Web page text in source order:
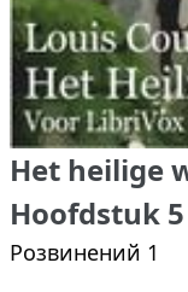
Het heilige
Hoofdstuk 5
Розвинений 1